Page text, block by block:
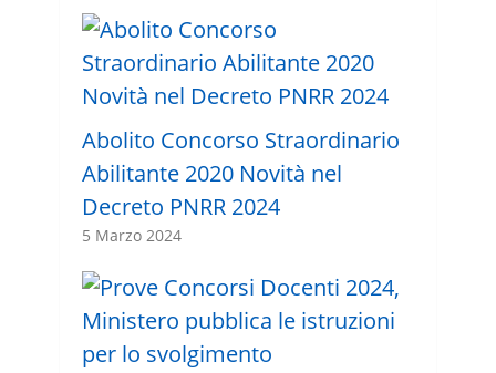
Abolito Concorso Straordinario
Abilitante 2020 Novità nel
Decreto PNRR 2024
5 Marzo 2024